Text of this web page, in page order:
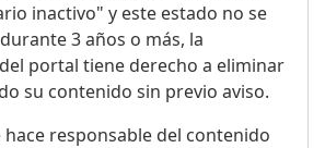
inactivo" y este estado no se
3 años o más, la
portal tiene derecho a eliminar
su contenido sin previo aviso.
hace responsable del contenido